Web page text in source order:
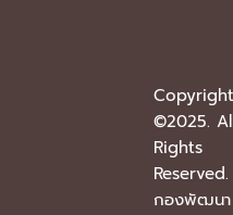
Copyright
©2025.
Rights
Reserved.
กองพัฒนา